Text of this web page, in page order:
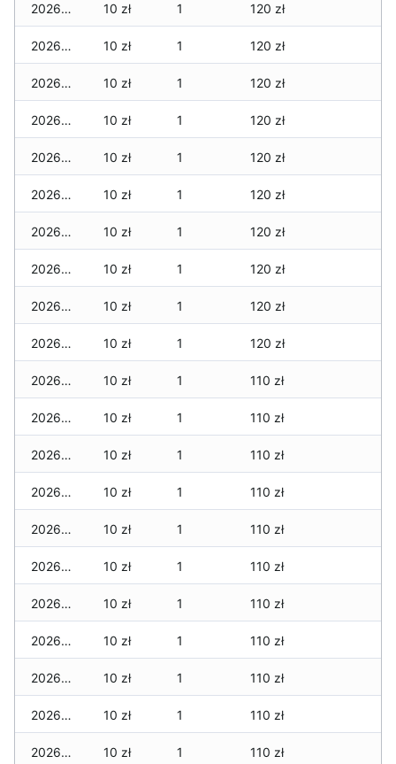
2026-05-23 10 zł 1 120 zł
2026-05-22 10 zł 1 120 zł
2026-05-21 10 zł 1 120 zł
2026-05-20 10 zł 1 120 zł
2026-05-19 10 zł 1 120 zł
2026-05-18 10 zł 1 120 zł
2026-05-17 10 zł 1 120 zł
2026-05-16 10 zł 1 120 zł
2026-05-15 10 zł 1 120 zł
2026-05-14 10 zł 1 120 zł
2026-05-13 10 zł 1 110 zł
2026-05-12 10 zł 1 110 zł
2026-05-09 10 zł 1 110 zł
2026-05-08 10 zł 1 110 zł
2026-05-07 10 zł 1 110 zł
2026-05-06 10 zł 1 110 zł
2026-05-05 10 zł 1 110 zł
2026-05-04 10 zł 1 110 zł
2026-05-03 10 zł 1 110 zł
2026-05-02 10 zł 1 110 zł
2026-05-01 10 zł 1 110 zł